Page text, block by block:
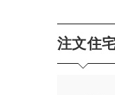
注文住